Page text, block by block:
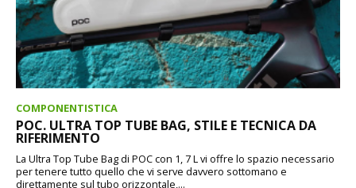
COMPONENTISTICA
POC. ULTRA TOP TUBE BAG, STILE E TECNICA DA
RIFERIMENTO
La Ultra Top Tube Bag di POC con 1, 7 L vi offre lo spazio necessario
per tenere tutto quello che vi serve davvero sottomano e
direttamente sul tubo orizzontale,...